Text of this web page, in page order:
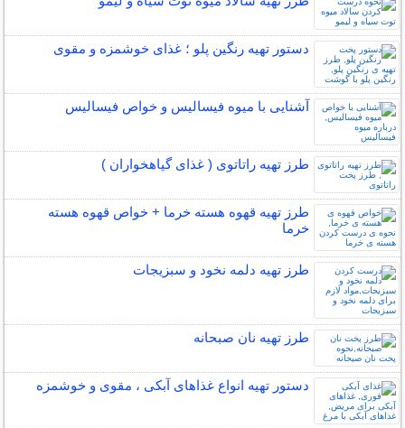
دستور تهیه رنگین پلو ؛ غذای خوشمزه و مقوی
آشنایی با میوه فیسالیس و خواص فیسالیس
طرز تهیه راتاتوی ( غذای گیاهخواران )
طرز تهیه قهوه هسته خرما + خواص قهوه هسته
خرما
طرز تهیه دلمه نخود و سبزیجات
طرز تهیه نان صبحانه
دستور تهیه انواع غذاهای آبکی ، مقوی و خوشمزه